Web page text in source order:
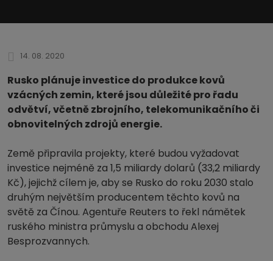
14. 08. 2020
Rusko plánuje investice do produkce kovů
vzácných zemin, které jsou důležité pro řadu
odvětví, včetně zbrojního, telekomunikačního či
obnovitelných zdrojů energie.
Země připravila projekty, které budou vyžadovat
investice nejméně za 1,5 miliardy dolarů (33,2 miliardy
Kč), jejichž cílem je, aby se Rusko do roku 2030 stalo
druhým největším producentem těchto kovů na
světě za Čínou. Agentuře Reuters to řekl námětek
ruského ministra průmyslu a obchodu Alexej
Besprozvannych.